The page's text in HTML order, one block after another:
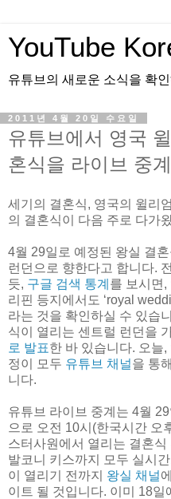
YouTube
유튜브의 새로운 소식을 확
2011년 4월 20일 수요일
유튜브에서 영국
혼식을 라이브 중
세기의 결혼식, 영국의 윌리
의 결혼식이 다음 주로 다가
4월 29일로 예정된 왕실 결
런던으로 향한다고 합니다.
듯, 구글 검색 통계 를 보시면,
리핀 등지에서도 ‘royal
라는 것을 확인하실 수 있습
식이 열리는 센트럴 런던을
로 발표한 바 있습니다. 오늘
정이 모두 유튜브 채널을 통
니다.
유튜브 라이브 중계는 4월
으로 오전 10시(한국시간 오
스터사원에서 열리는 결혼식
발코니 키스까지 모두 실시
이 열리기 전까지 왕실 채널
이트 될 것입니다. 이미 18일